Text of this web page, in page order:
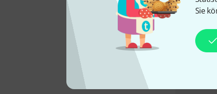
Sie